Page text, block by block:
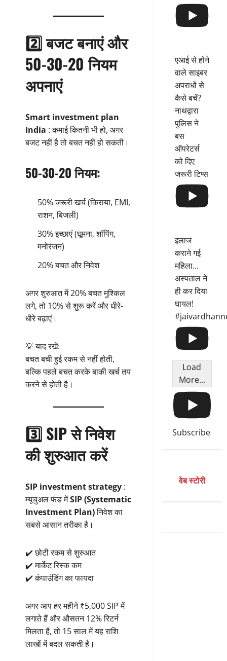
2️⃣ बजट बनाएं और
50-30-20 नियम
अपनाएं
Smart investment plan
India : कमाई कितनी भी हो, अगर
बजट नहीं है तो बचत नहीं हो सकती।
50-30-20 नियम:
50% जरूरी खर्च (किराया, EMI,
राशन, बिजली)
30% इच्छाएं (घूमना, शॉपिंग,
मनोरंजन)
20% बचत और निवेश
अगर शुरुआत में 20% बचत मुश्किल
लगे, तो 10% से शुरू करें और धीरे-
धीरे बढ़ाएं।
💡 याद रखें:
बचत बची हुई रकम से नहीं होती,
बल्कि पहले बचत करके बाकी खर्च तय
करने से होती है।
3️⃣ SIP से निवेश
की शुरुआत करें
SIP investment strategy :
म्यूचुअल फंड मेंSIP (Systematic
Investment Plan)निवेश का
सबसे आसान तरीका है।
✔️ छोटी रकम से शुरुआत
✔️ मार्केट रिस्क कम
✔️ कंपाउंडिंग का फायदा
अगर आप हर महीने ₹5,000 SIP में
लगाते हैं और औसतन 12% रिटर्न
मिलता है, तो 15 साल में यह राशि
लाखों में बदल सकती है।
एआई से होने
वाले साइबर
अपराधों से
कैसे बचें?
नाथद्वारा
पुलिस ने
बस
ऑपरेटर्स
को दिए
जरूरी टिप्स
इलाज
कराने गई
महिला...
अस्पताल ने
ही कर दिया
घायल!
Load
More...
Subscribe
वेब स्टोरी